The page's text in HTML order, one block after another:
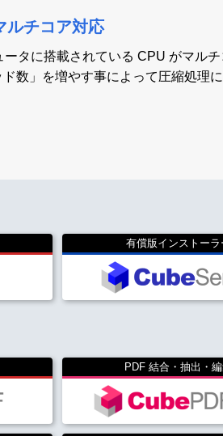
ルチコア対応
タに搭載されている CPU がマル
数」を増やす事によって圧縮処理
有償版インストーラ
PDF 結合・抽出・